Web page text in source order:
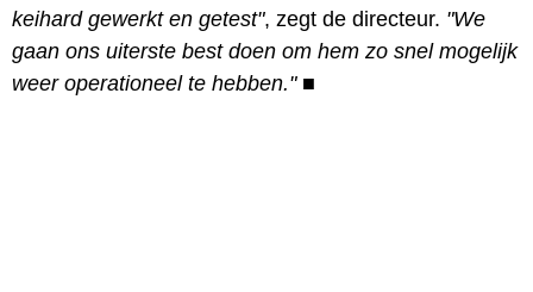
keihard gewerkt en getest", zegt de directeur. "We
gaan ons uiterste best doen om hem zo snel mogelijk
weer operationeel te hebben." ■